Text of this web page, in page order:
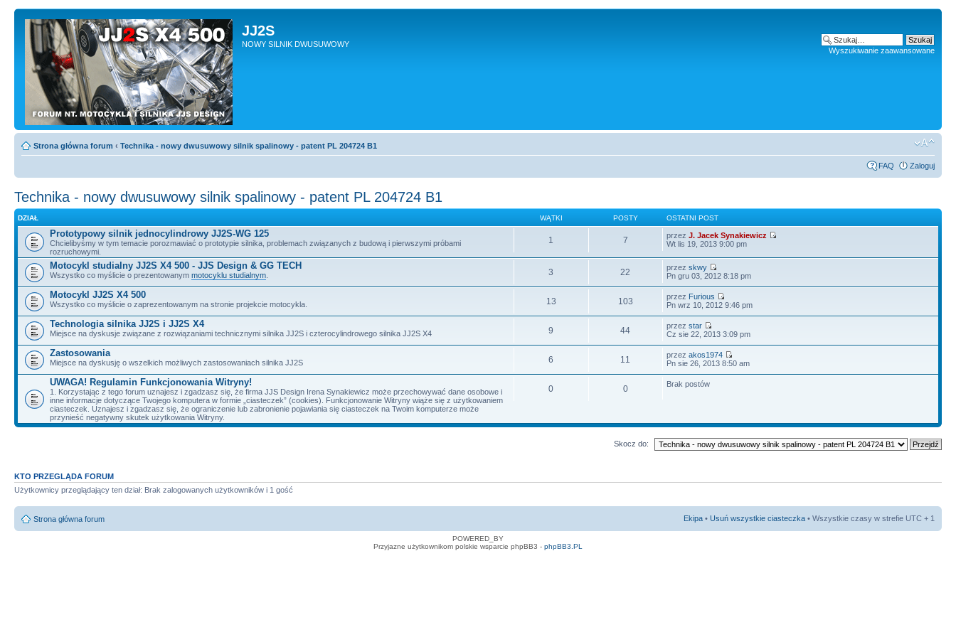
JJ2S
NOWY SILNIK DWUSUWOWY
Wyszukiwanie zaawansowane
Strona główna forum ‹ Technika - nowy dwusuwowy silnik spalinowy - patent PL 204724 B1
FAQ Zaloguj
Technika - nowy dwusuwowy silnik spalinowy - patent PL 204724 B1
DZIAŁ WĄTKI POSTY OSTATNI POST
Prototypowy silnik jednocylindrowy JJ2S-WG 125
Chcielibyśmy w tym temacie porozmawiać o prototypie silnika, problemach związanych z budową i pierwszymi próbami
rozruchowymi.
1 7 przezJ. Jacek Synakiewicz
Wt lis 19, 2013 9:00 pm
Motocykl studialny JJ2S X4 500 - JJS Design & GG TECH
Wszystko co myślicie o prezentowanym motocyklu studialnym 3 22 przezskwy
Pn gru 03, 2012 8:18 pm
Motocykl JJ2S X4 500
Wszystko co myślicie o zaprezentowanym na stronie projekcie motocykla. 13 103 przez Furious
Pn wrz 10, 2012 9:46 pm
Technologia silnika JJ2S i JJ2S X4
Miejsce na dyskusje związane z rozwiązaniami technicznymi silnika JJ2S i czterocylindrowego silnika JJ2S X4 9 44 przezstar
Cz sie 22, 2013 3:09 pm
Zastosowania
Miejsce na dyskusję o wszelkich możliwych zastosowaniach silnika JJ2S 6 11 przezakos1974
Pn sie 26, 2013 8:50 am
UWAGA! Regulamin Funkcjonowania Witryny!
1. Korzystając z tego forum uznajesz i zgadzasz się, że firma JJS Design Irena Synakiewicz może przechowywać dane osobowe i
inne informacje dotyczące Twojego komputera w formie „ciasteczek” (cookies). Funkcjonowanie Witryny wiąże się z użytkowaniem
ciasteczek. Uznajesz i zgadzasz się, że ograniczenie lub zabronienie pojawiania się ciasteczek na Twoim komputerze może
przynieść negatywny skutek użytkowania Witryny.
0 0 Brak postów
Skocz do:
KTO PRZEGLĄDA FORUM
Użytkownicy przeglądający ten dział: Brak zalogowanych użytkowników i 1 gość
Strona główna forum Ekipa • Usuń wszystkie ciasteczka • Wszystkie czasy w strefie UTC + 1
POWERED_BY
Przyjazne użytkownikom polskie wsparcie phpBB3 - phpBB3.PL